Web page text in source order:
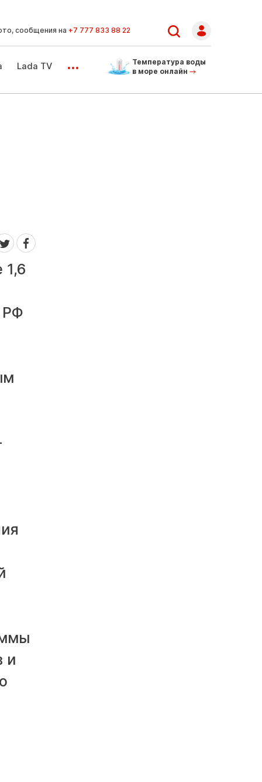
сообщения на +7 777 833 88 22
Lada TV ...
Температура воды
в море онлайн
РФ
и